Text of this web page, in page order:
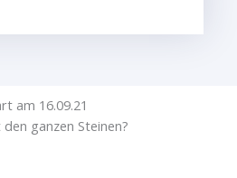
am 16.09.21
ganzen Steinen?